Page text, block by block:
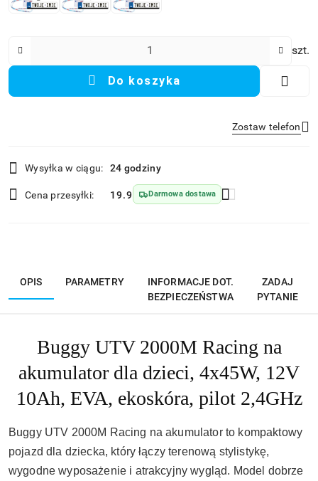
szt.
Do koszyka
Zostaw telefon
Wyślij
i
dostawa
Wysyłka w ciągu: 24 godziny
Cena przesyłki: 19.9 Darmowa dostawa
OPIS PARAMETRY
INFORMACJE DOT.
BEZPIECZEŃSTWA
ZADAJ
PYTANIE
Buggy UTV 2000M Racing na
akumulator dla dzieci, 4x45W, 12V
10Ah, EVA, ekoskóra, pilot 2,4GHz
Buggy UTV 2000M Racing na akumulator to kompaktowy
pojazd dla dziecka, który łączy terenową stylistykę,
wygodne wyposażenie i atrakcyjny wygląd. Model dobrze